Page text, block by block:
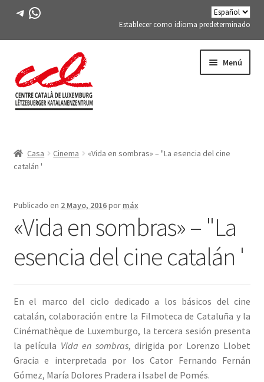
Telegrama
WhatsApp
Establecer como idioma predeterminado
la
navegación
al
contenido
Menú
ACTIVIDADES
MIEMBROS DE FES-TE
LIBRO
Casa Cinema
«Vida en sombras» – "La esencia del cine
catalán '
Publicado en 2 Mayo, 2016por máx
«Vida en sombras» – "La
esencia del cine catalán '
En el marco del ciclo dedicado a los básicos del cine
catalán, colaboración entre la Filmoteca de Cataluña y la
Cinémathèque de Luxemburgo, la tercera sesión presenta
la película Vida en sombras, dirigida por Lorenzo Llobet
Gracia e interpretada por los Cator Fernando Fernán
Gómez, María Dolores Pradera i Isabel de Pomés.